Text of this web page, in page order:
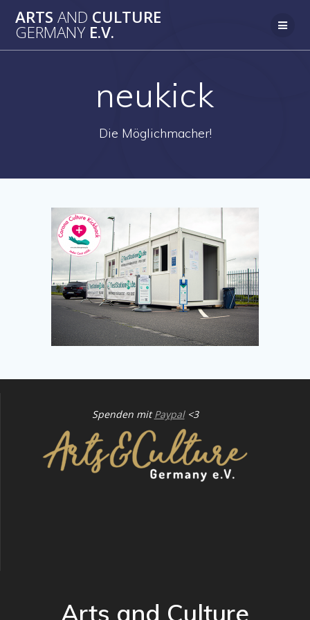
Inhalt
ARTS AND CULTURE
GERMANY E.V.
neukick
Die Möglichmacher!
Spenden mitPaypal<3
Arts and Culture